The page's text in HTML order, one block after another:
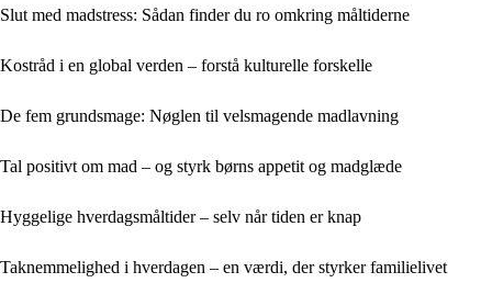
Slut med madstress: Sådan finder du ro omkring måltiderne
Kostråd i en global verden – forstå kulturelle forskelle
De fem grundsmage: Nøglen til velsmagende madlavning
Tal positivt om mad – og styrk børns appetit og madglæde
Hyggelige hverdagsmåltider – selv når tiden er knap
Taknemmelighed i hverdagen – en værdi, der styrker familielivet